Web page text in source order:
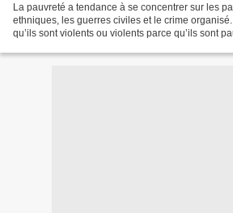
La pauvreté a tendance à se concentrer sur les
ethniques, les guerres civiles et le crime
qu’ils sont violents ou violents parce qu’ils sont